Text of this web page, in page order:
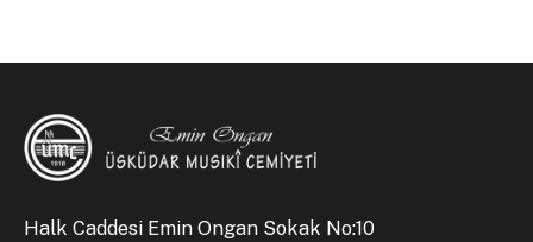
Halk Caddesi Emin Ongan Sokak No:10